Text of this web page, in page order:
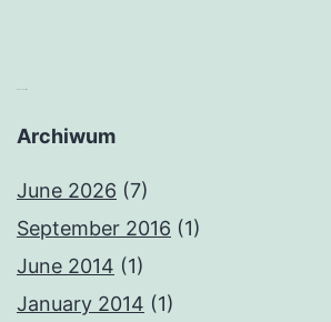
Archiwum
June 2026 (7)
September 2016 (1)
June 2014 (1)
January 2014 (1)